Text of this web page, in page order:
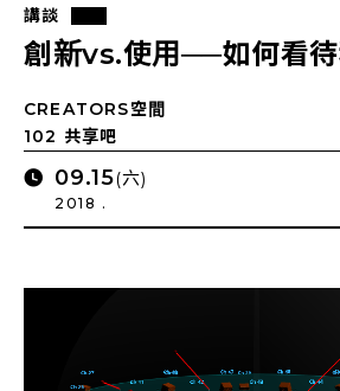
講談
創新vs.使用──如何看
CREATORS空間
102 共享吧
09.15(六)
2018 .